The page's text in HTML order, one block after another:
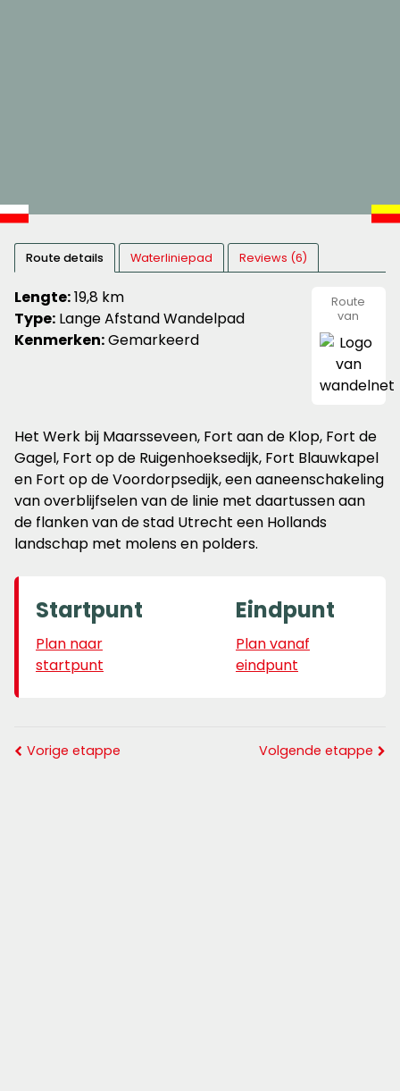
Route details Waterliniepad Reviews (6)
Lengte:19,8 km
Type: Lange Afstand Wandelpad
Kenmerken:Gemarkeerd
Route
van
Het Werk bij Maarsseveen, Fort aan de Klop, Fort de
Gagel, Fort op de Ruigenhoeksedijk, Fort Blauwkapel
en Fort op de Voordorpsedijk, een aaneenschakeling
van overblijfselen van de linie met daartussen aan
de flanken van de stad Utrecht een Hollands
landschap met molens en polders.
Startpunt
Plan naar
startpunt
Eindpunt
Plan vanaf
eindpunt
Vorige etappe Volgende etappe